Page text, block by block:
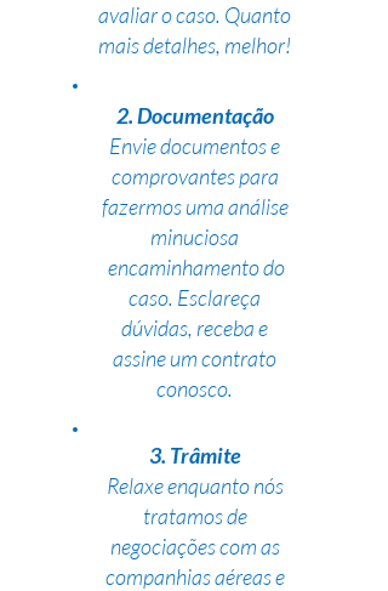
avaliar o caso. Quanto
mais detalhes, melhor!
2. Documentação
Envie documentos e
comprovantes para
fazermos uma análise
minuciosa
encaminhamento do
caso. Esclareça
dúvidas, receba e
assine um contrato
conosco.
3. Trâmite
Relaxe enquanto nós
tratamos de
negociações com as
companhias aéreas e